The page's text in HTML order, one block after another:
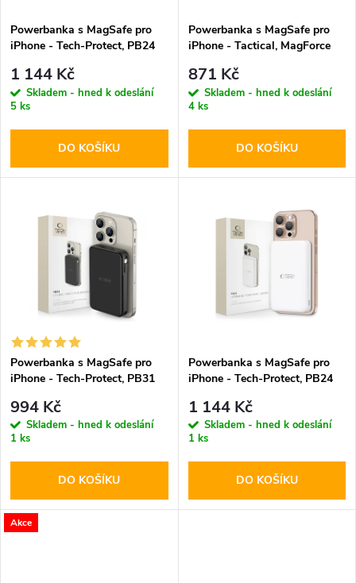
p
r
o
d
s
p
r
o
d
ů
Powerbanka s MagSafe pro
iPhone - Tech-Protect, PB24
1 144 Kč
Skladem - hned k odeslání
5 ks
DO KOŠÍKU
Powerbanka s MagSafe pro
iPhone - Tactical, MagForce
871 Kč
Skladem - hned k odeslání
4 ks
DO KOŠÍKU
Powerbanka s MagSafe pro
iPhone - Tech-Protect, PB31
994 Kč
Skladem - hned k odeslání
1 ks
DO KOŠÍKU
Powerbanka s MagSafe pro
iPhone - Tech-Protect, PB24
1 144 Kč
Skladem - hned k odeslání
1 ks
DO KOŠÍKU
Akce